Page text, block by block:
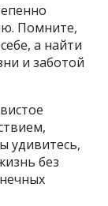
Помните,
а найти
и заботой
удивитесь,
без